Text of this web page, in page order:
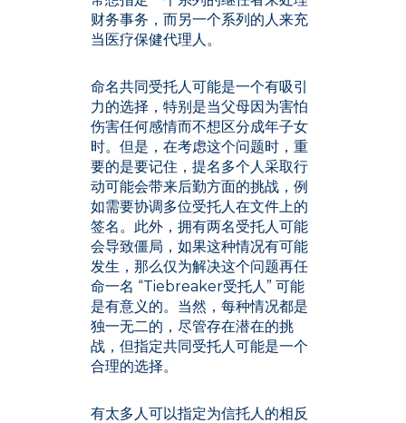
财务事务，而另一个系列的人来充
当医疗保健代理人。
命名共同受托人可能是一个有吸引
力的选择，特别是当父母因为害怕
伤害任何感情而不想区分成年子女
时。但是，在考虑这个问题时，重
要的是要记住，提名多个人采取行
动可能会带来后勤方面的挑战，例
如需要协调多位受托人在文件上的
签名。此外，拥有两名受托人可能
会导致僵局，如果这种情况有可能
发生，那么仅为解决这个问题再任
命一名 “Tiebreaker受托人” 可能
是有意义的。当然，每种情况都是
独一无二的，尽管存在潜在的挑
战，但指定共同受托人可能是一个
合理的选择。
有太多人可以指定为信托人的相反